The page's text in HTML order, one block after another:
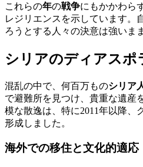
これらの年の戦争にもかかわら
レジリエンスを示しています。
ろうとする人々の決意は強いま
シリアのディアスポ
混乱の中で、何百万ものシリア
で避難所を見つけ、貴重な遺産
模な散逸は、特に2011年以降、
形成しました。
海外での移住と文化的適応